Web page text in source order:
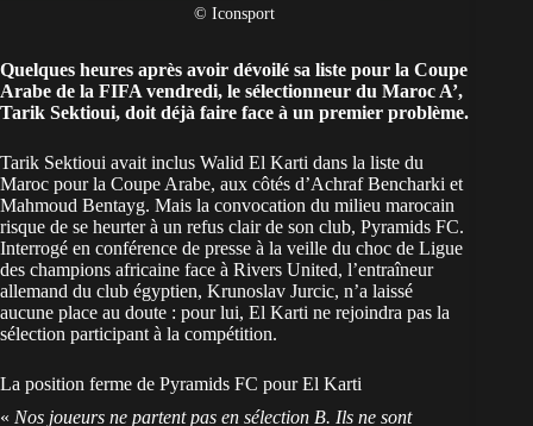
© Iconsport
Quelques heures après avoir dévoilé sa liste pour la Coupe
Arabe de la FIFA vendredi, le sélectionneur du Maroc A’,
Tarik Sektioui, doit déjà faire face à un premier problème.
Tarik Sektioui avait inclus Walid El Karti dans la liste du
Maroc pour la Coupe Arabe, aux côtés d’Achraf Bencharki et
Mahmoud Bentayg. Mais la convocation du milieu marocain
risque de se heurter à un refus clair de son club, Pyramids FC.
Interrogé en conférence de presse à la veille du choc de Ligue
des champions africaine face à Rivers United, l’entraîneur
allemand du club égyptien, Krunoslav Jurcic, n’a laissé
aucune place au doute : pour lui, El Karti ne rejoindra pas la
sélection participant à la compétition.
La position ferme de Pyramids FC pour El Karti
« Nos joueurs ne partent pas en sélection B. Ils ne sont